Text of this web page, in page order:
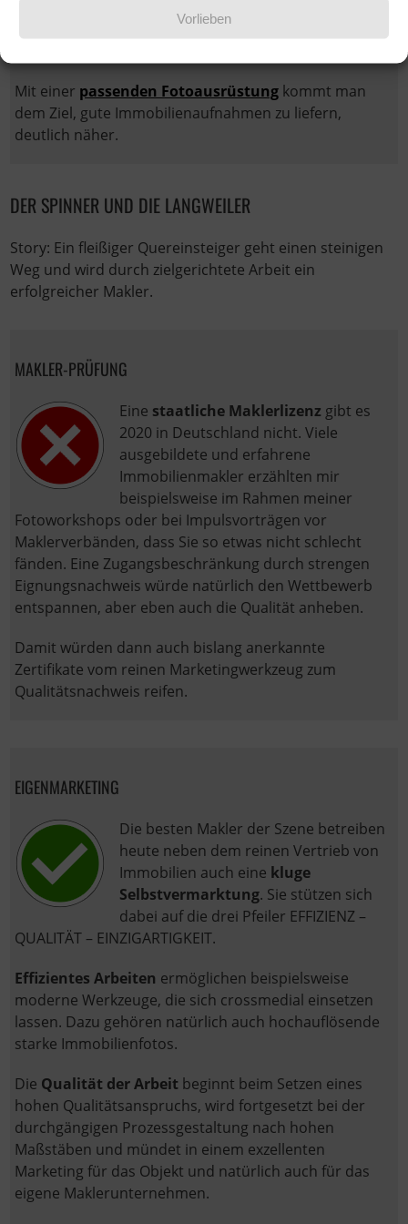
Vorlieben
funktioniert ein Smartphone ganz gut. Die
verantwortlichen technischen Zusammenhänge habe
Mit einer passenden Fotoausrüstung kommt man
dem Ziel, gute Immobilienaufnahmen zu liefern,
deutlich näher.
DER SPINNER UND DIE LANGWEILER
Story: Ein fleißiger Quereinsteiger geht einen steinigen
Weg und wird durch zielgerichtete Arbeit ein
erfolgreicher Makler.
MAKLER-PRÜFUNG
Eine staatliche Maklerlizenz gibt es
2020 in Deutschland nicht. Viele
ausgebildete und erfahrene
Immobilienmakler erzählten mir
beispielsweise im Rahmen meiner
Fotoworkshops oder bei Impulsvorträgen vor
Maklerverbänden, dass Sie so etwas nicht schlecht
fänden. Eine Zugangsbeschränkung durch strengen
Eignungsnachweis würde natürlich den Wettbewerb
entspannen, aber eben auch die Qualität anheben.
Damit würden dann auch bislang anerkannte
Zertifikate vom reinen Marketingwerkzeug zum
Qualitätsnachweis reifen.
EIGENMARKETING
Die besten Makler der Szene betreiben
heute neben dem reinen Vertrieb von
Immobilien auch eine kluge
Selbstvermarktung. Sie stützen sich
dabei auf die drei Pfeiler EFFIZIENZ –
QUALITÄT – EINZIGARTIGKEIT.
Effizientes Arbeiten ermöglichen beispielsweise
moderne Werkzeuge, die sich crossmedial einsetzen
lassen. Dazu gehören natürlich auch hochauflösende
starke Immobilienfotos.
Die Qualität der Arbeit beginnt beim Setzen eines
hohen Qualitätsanspruchs, wird fortgesetzt bei der
durchgängigen Prozessgestaltung nach hohen
Maßstäben und mündet in einem exzellenten
Marketing für das Objekt und natürlich auch für das
eigene Maklerunternehmen.